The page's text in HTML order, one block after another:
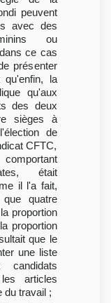
peuvent
avec des
ou
ce cas
présenter
la
qu'aux
des deux
sièges à
de
CFTC,
était
il l'a fait,
quatre
proportion
proportion
que le
une liste
candidats
articles
du travail ;